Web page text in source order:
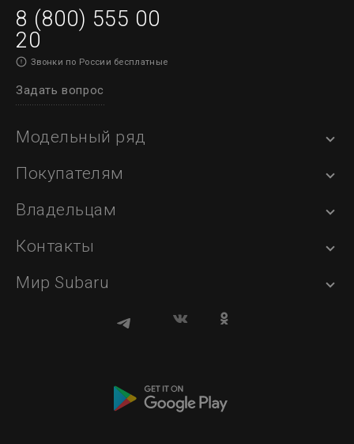
8 (800) 555 00
20
Звонки по России бесплатные
Задать вопрос
Модельный ряд
Покупателям
Владельцам
Контакты
Мир Subaru